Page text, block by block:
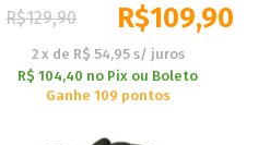
R$129,90 R$109,90
2 x de R$ 54,95 s/ juros
R$ 104,40 no Pix ou Boleto
Ganhe 109 pontos